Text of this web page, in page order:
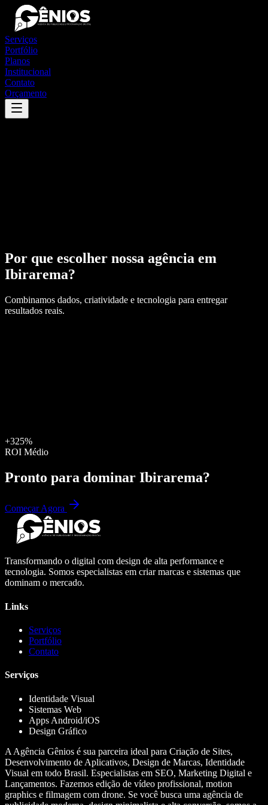
Serviços
Portfólio
Planos
Institucional
Contato
Orçamento
Por que escolher nossa agência em
Ibirarema?
Combinamos dados, criatividade e tecnologia para entregar
resultados reais.
+325%
ROI Médio
Pronto para dominar Ibirarema?
Começar Agora
Transformando o digital com design de alta performance e
tecnologia. Somos especialistas em criar marcas e sistemas que
dominam o mercado.
Links
Serviços
Portfólio
Contato
Serviços
Identidade Visual
Sistemas Web
Apps Android/iOS
Design Gráfico
A Agência Gênios é sua parceira ideal para Criação de Sites,
Desenvolvimento de Aplicativos, Design de Marcas, Identidade
Visual em todo Brasil. Especialistas em SEO, Marketing Digital e
Lançamentos. Fazemos edição de vídeo profissional, motion
graphics e filmagem com drone. Se você busca uma agência de